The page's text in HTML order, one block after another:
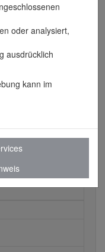
oder analysiert,
ausdrücklich
kann im